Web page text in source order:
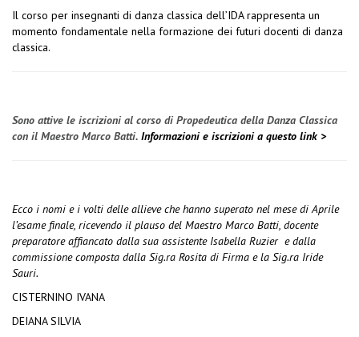
Il corso per insegnanti di danza classica dell’IDA rappresenta un
momento fondamentale nella formazione dei futuri docenti di danza
classica.
Sono attive le iscrizioni al corso di Propedeutica della Danza Classica
con il Maestro Marco Batti. Informazioni e iscrizioni a questo link >
Ecco i nomi e i volti delle allieve che hanno superato nel mese di Aprile
l’esame finale, ricevendo il plauso del Maestro Marco Batti, docente
preparatore affiancato dalla sua assistente Isabella Ruzier e dalla
commissione composta dalla Sig.ra Rosita di Firma e la Sig.ra Iride
Sauri.
CISTERNINO IVANA
DEIANA SILVIA